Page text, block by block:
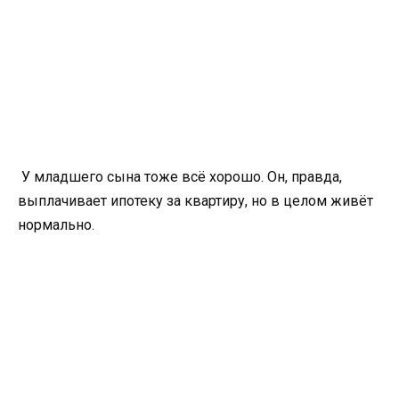
У младшего сына тоже всё хорошо. Он, правда,
выплачивает ипотеку за квартиру, но в целом живёт
нормально.